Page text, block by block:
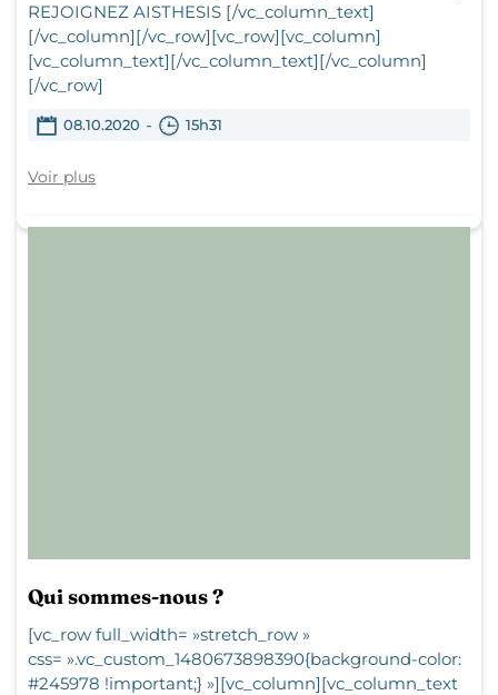
REJOIGNEZ AISTHESIS [/vc_column_text]
[/vc_column][/vc_row][vc_row][vc_column]
[vc_column_text][/vc_column_text][/vc_column]
[/vc_row]
08.10.2020 - 15h31
Voir plus
Qui sommes-nous ?
[vc_row full_width= »stretch_row »
css= ».vc_custom_1480673898390{background-color:
#245978 !important;} »][vc_column][vc_column_text